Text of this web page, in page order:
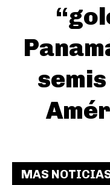
MAS